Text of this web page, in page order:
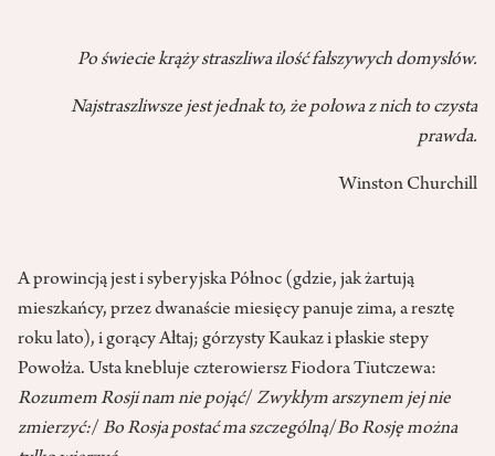
Po świecie krąży straszliwa ilość fałszywych domysłów.
Najstraszliwsze jest jednak to, że połowa z nich to czysta
prawda.
Winston Churchill
A prowincją jest i syberyjska Północ (gdzie, jak żartują
mieszkańcy, przez dwanaście miesięcy panuje zima, a resztę
roku lato), i gorący Ałtaj; górzysty Kaukaz i płaskie stepy
Powołża. Usta knebluje czterowiersz Fiodora Tiutczewa:
Rozumem Rosji nam nie pojąć/ Zwykłym arszynem jej nie
zmierzyć:/ Bo Rosja postać ma szczególną/Bo Rosję można